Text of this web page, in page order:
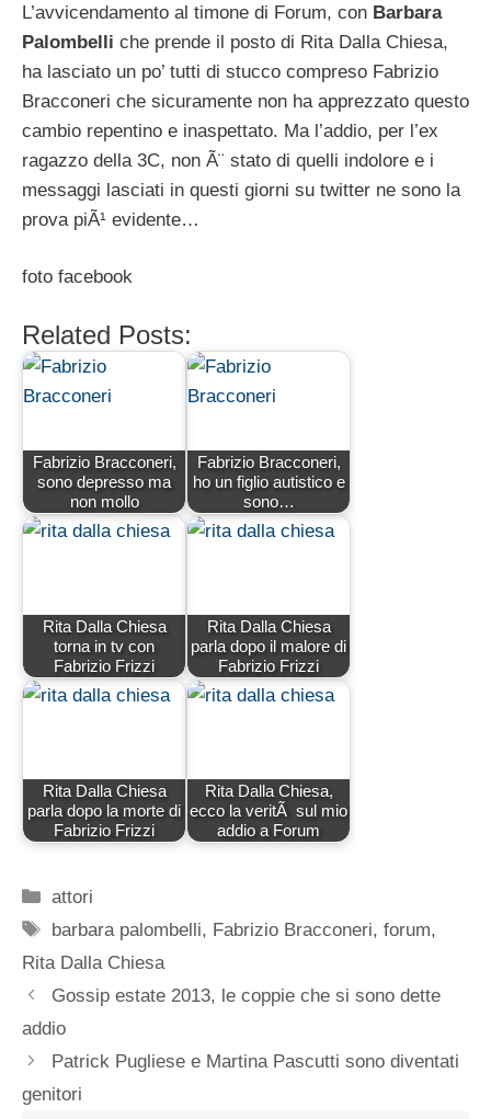
L’avvicendamento al timone di Forum, con Barbara
Palombelli che prende il posto di Rita Dalla Chiesa,
ha lasciato un po’ tutti di stucco compreso Fabrizio
Bracconeri che sicuramente non ha apprezzato questo
cambio repentino e inaspettato. Ma l’addio, per l’ex
ragazzo della 3C, non Ã¨ stato di quelli indolore e i
messaggi lasciati in questi giorni su twitter ne sono la
prova piÃ¹ evidente…
foto facebook
Related Posts:
Fabrizio Bracconeri,
sono depresso ma
non mollo
Fabrizio Bracconeri,
ho un figlio autistico e
sono…
Rita Dalla Chiesa
torna in tv con
Fabrizio Frizzi
Rita Dalla Chiesa
parla dopo il malore di
Fabrizio Frizzi
Rita Dalla Chiesa
parla dopo la morte di
Fabrizio Frizzi
Rita Dalla Chiesa,
ecco la veritÃ sul mio
addio a Forum
Categorie
attori
Tag
barbara palombelli, Fabrizio Bracconeri,forum,
Rita Dalla Chiesa
Gossip estate 2013, le coppie che si sono dette
addio
Patrick Pugliese e Martina Pascutti sono diventati
genitori